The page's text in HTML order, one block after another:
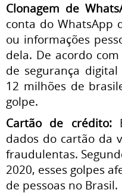
Clonagem de
conta do WhatsApp
ou informações
dela. De acordo
de segurança
12 milhões de
golpe.
Cartão de crédito:
dados do cartão da
fraudulentas.
2020, esses golpes
de pessoas no Brasil.